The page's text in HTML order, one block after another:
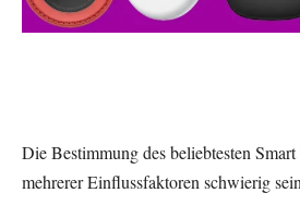
Die Bestimmung des beliebtesten
mehrerer Einflussfaktoren schwierig